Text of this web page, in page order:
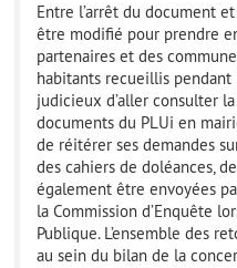
Entre l’arrêt du document
être modifié pour prendre
partenaires et des
habitants recueillis pendant
judicieux d’aller consulter
documents du PLUi en
de réitérer ses demandes
des cahiers de doléances,
également être envoyées
la Commission d’Enquête
Publique. L’ensemble des
au sein du bilan de la